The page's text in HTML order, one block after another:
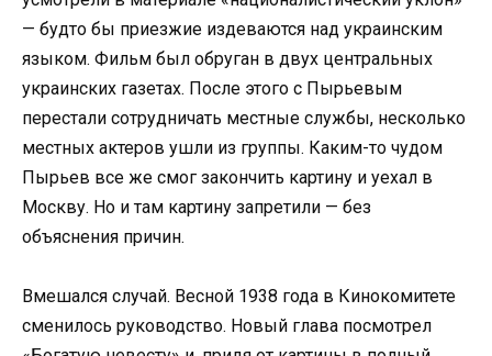
— будто бы приезжие издеваются над украинским
языком. Фильм был обруган в двух центральных
украинских газетах. После этого с Пырьевым
перестали сотрудничать местные службы, несколько
местных актеров ушли из группы. Каким-то чудом
Пырьев все же смог закончить картину и уехал в
Москву. Но и там картину запретили — без
объяснения причин.
Вмешался случай. Весной 1938 года в Кинокомитете
сменилось руководство. Новый глава посмотрел